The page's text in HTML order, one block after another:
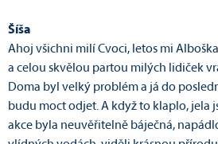
Šíša
Ahoj všichni milí Cvoci, letos mi
a celou skvělou partou milých lidiček
Doma byl velký problém a já do
budu moct odjet. A když to klaplo, jela
akce byla neuvěřitelně báječná,